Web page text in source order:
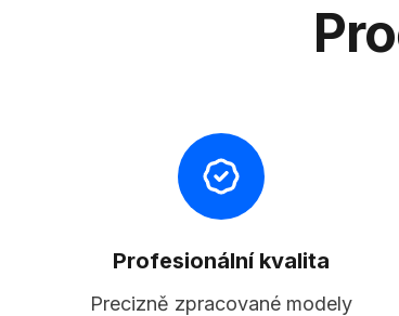
Profesionální kvalita
Precizně zpracované modely